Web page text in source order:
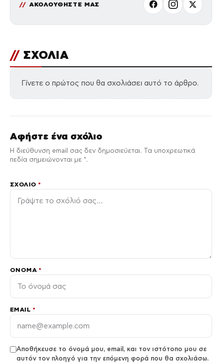
ΑΚΟΛΟΥΘΗΣΤΕ ΜΑΣ
// ΣΧΟΛΙΑ
Γίνετε ο πρώτος που θα σχολιάσει αυτό το άρθρο.
Αφήστε ένα σχόλιο
Η διεύθυνση email σας δεν δημοσιεύεται. Τα υποχρεωτικά
πεδία σημειώνονται με *.
ΣΧΌΛΙΟ*
ΌΝΟΜΑ *
EMAIL *
Αποθήκευσε το όνομά μου, email, και τον ιστότοπο μου σε
αυτόν τον πλοηγό για την επόμενη φορά που θα σχολιάσω.